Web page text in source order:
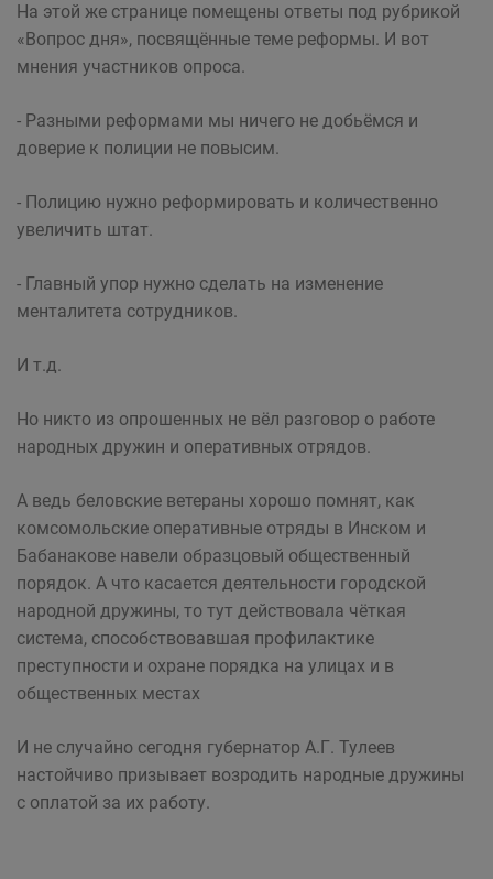
На этой же странице помещены ответы под рубрикой
«Вопрос дня», посвящённые теме реформы. И вот
мнения участников опроса.
- Разными реформами мы ничего не добьёмся и
доверие к полиции не повысим.
- Полицию нужно реформировать и количественно
увеличить штат.
- Главный упор нужно сделать на изменение
менталитета сотрудников.
И т.д.
Но никто из опрошенных не вёл разговор о работе
народных дружин и оперативных отрядов.
А ведь беловские ветераны хорошо помнят, как
комсомольские оперативные отряды в Инском и
Бабанакове навели образцовый общественный
порядок. А что касается деятельности городской
народной дружины, то тут действовала чёткая
система, способствовавшая профилактике
преступности и охране порядка на улицах и в
общественных местах
И не случайно сегодня губернатор А.Г. Тулеев
настойчиво призывает возродить народные дружины
с оплатой за их работу.